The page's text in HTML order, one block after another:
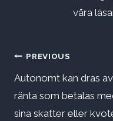
våra
PREVIOUS
Autonomt kan dras av
ränta som betalas
sina skatter eller